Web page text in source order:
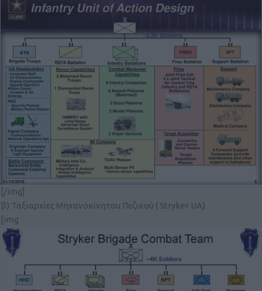
[/img]
β) Ταξιαρχίες Μηχανοκίνητου Πεζικού ( Stryker UA)
[img